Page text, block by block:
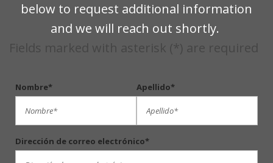
below to request additional information
and we will reach out shortly.
Fields marked with asterisk (*) are required
Nombre* Apellido*
Dirección de correo electrónico*